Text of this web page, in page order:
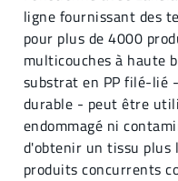
ligne fournissant des
pour plus de 4000
multicouches à haute
substrat en PP filé-lié
durable - peut être
endommagé ni
d'obtenir un tissu plus
produits concurrents